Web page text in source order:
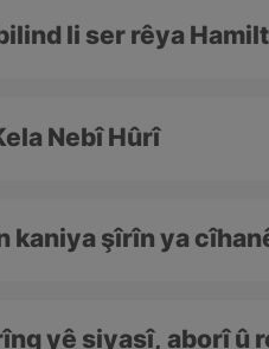
li ser rêya
Nebî Hûrî
kaniya şîrîn ya
yê siyasî, aborî û